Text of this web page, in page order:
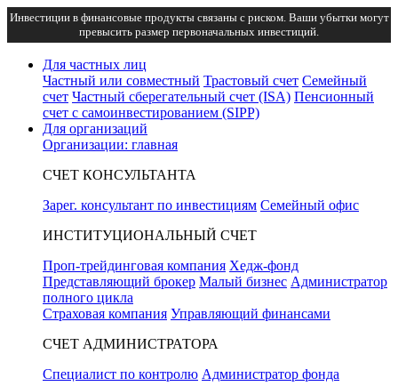
Инвестиции в финансовые продукты связаны с риском. Ваши убытки могут
превысить размер первоначальных инвестиций.
Для частных лиц
Частный или совместный Трастовый счет Семейный
счет Частный сберегательный счет (ISA) Пенсионный
счет с самоинвестированием (SIPP)
Для организаций
Организации: главная
СЧЕТ КОНСУЛЬТАНТА
Зарег. консультант по инвестициям Семейный офис
ИНСТИТУЦИОНАЛЬНЫЙ СЧЕТ
Проп-трейдинговая компания Хедж-фонд
Представляющий брокер Малый бизнес Администратор
полного цикла
Страховая компания Управляющий финансами
СЧЕТ АДМИНИСТРАТОРА
Специалист по контролю Администратор фонда